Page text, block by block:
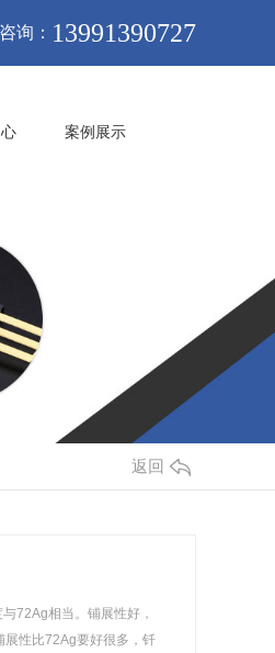
询： 13991390727
案例展示
返回
72Ag相当。铺展性好，
展性比72Ag要好很多，钎